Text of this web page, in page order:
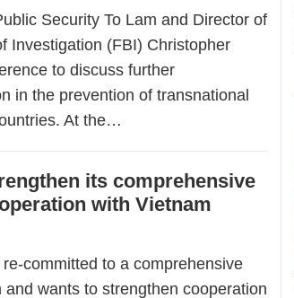
Security To Lam and Director of
Investigation (FBI) Christopher
to discuss further
in the prevention of transnational
At the…
its comprehensive
with Vietnam
committed to a comprehensive
wants to strengthen cooperation